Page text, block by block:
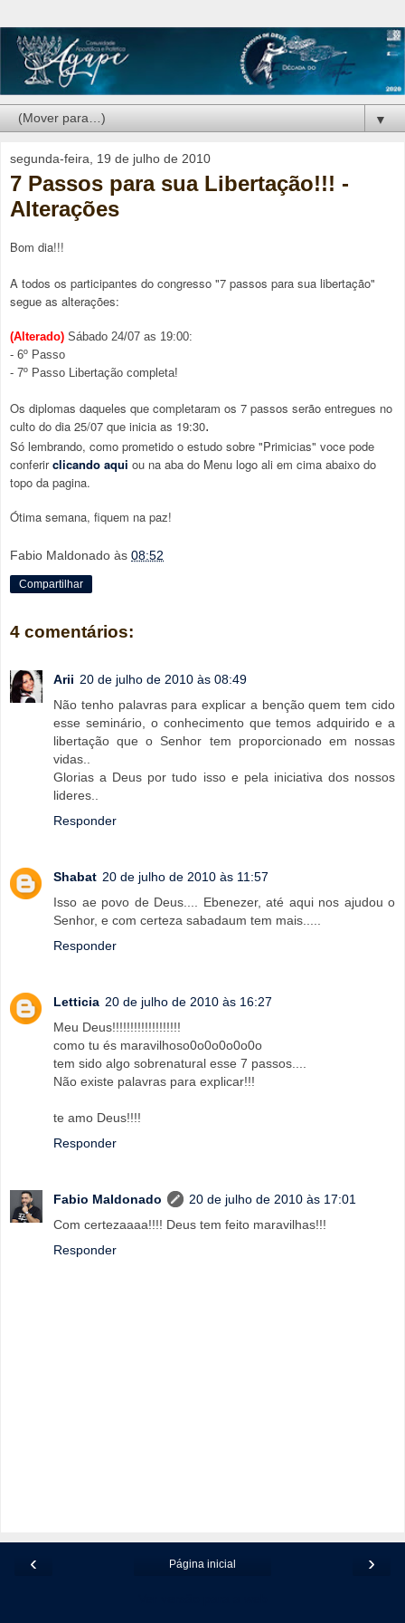
▼
segunda-feira, 19 de julho de 2010
7 Passos para sua Libertação!!! -
Alterações
Bom dia!!!
A todos os participantes do congresso "7 passos para sua libertação"
segue as alterações:
(Alterado) Sábado 24/07 as 19:00:
- 6º Passo
- 7º Passo Libertação completa!
Os diplomas daqueles que completaram os 7 passos serão entregues no
culto do dia 25/07 que inicia as 19:30.
Só lembrando, como prometido o estudo sobre "Primicias" voce pode
conferirclicando aqui ou na aba do Menu logo ali em cima abaixo do
topo da pagina.
Ótima semana, fiquem na paz!
Fabio Maldonado às 08:52
Compartilhar
4 comentários:
Arii 20 de julho de 2010 às 08:49
Não tenho palavras para explicar a benção quem tem cido
esse seminário, o conhecimento que temos adquirido e a
libertação que o Senhor tem proporcionado em nossas
vidas..
Glorias a Deus por tudo isso e pela iniciativa dos nossos
lideres..
Responder
Shabat 20 de julho de 2010 às 11:57
Isso ae povo de Deus.... Ebenezer, até aqui nos ajudou o
Senhor, e com certeza sabadaum tem mais.....
Responder
Letticia 20 de julho de 2010 às 16:27
Meu Deus!!!!!!!!!!!!!!!!!!!
como tu és maravilhoso0o0o0o0o0o
tem sido algo sobrenatural esse 7 passos....
Não existe palavras para explicar!!!
te amo Deus!!!!
Responder
Fabio Maldonado
20 de julho de 2010 às 17:01
Com certezaaaa!!!! Deus tem feito maravilhas!!!
Responder
‹ ›
Página inicial